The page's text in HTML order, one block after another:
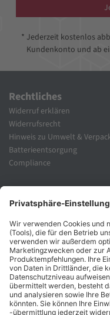
* Jederzeit kostenlos
Kundenkonto und ab
Rechtliches
Widerruf erklären
Widerrufsrecht
Hinweis zu Umwelt &
Batterieentsorgung
Compliance
Unternehmen
Karriere
Zahlungsarten